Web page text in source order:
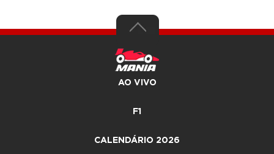
AO VIVO
F1
CALENDÁRIO 2026